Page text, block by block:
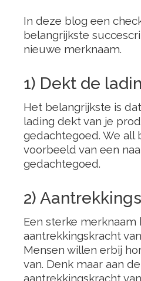
In deze blog een
belangrijkste
nieuwe merknaam.
1) Dekt de
Het belangrijkste is
lading dekt van je
gedachtegoed. We all
voorbeeld van een
gedachtegoed.
2)
Een sterke merknaam
aantrekkingskracht
Mensen willen erbij
van. Denk maar aan de
aantrekkingskracht